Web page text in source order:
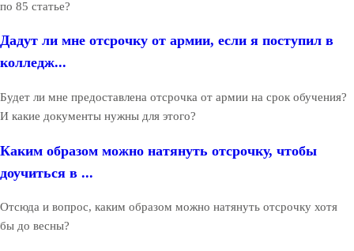
по 85 статье?
Дадут ли мне отсрочку от армии, если я поступил в
колледж...
Будет ли мне предоставлена отсрочка от армии на срок обучения?
И какие документы нужны для этого?
Каким образом можно натянуть отсрочку, чтобы
доучиться в ...
Отсюда и вопрос, каким образом можно натянуть отсрочку хотя
бы до весны?